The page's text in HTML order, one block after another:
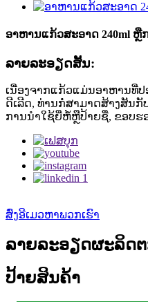
ອາຫານແກ້ວສະອາດ 240ml ຫຼື
ລາຍ​ລະ​ອຽດ​ສັ້ນ​:
ເນື່ອງຈາກແກ້ວແມ່ນອາຫານທີ່
ດີເລີດ, ທ່ານກໍ່ສາມາດສ້າງສັນ
ການນໍາໃຊ້ຍີ່ຫໍ້ຫຼືປ້າຍຊື່, ຂອບຮ
ສົ່ງອີເມວຫາພວກເຮົາ
ລາຍລະອຽດຜະລິດ
ປ້າຍສິນຄ້າ